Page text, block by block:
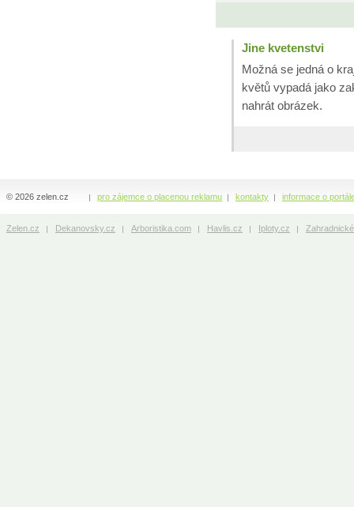
Jine kvetenstvi
Možná se jedná o
květů vypadá jako
nahrát obrázek.
pro zájemce o placenou reklamu kontakty informace o
© 2026 zelen.cz
Zelen.cz Dekanovsky.cz Arboristika.com Havlis.cz Iploty.cz